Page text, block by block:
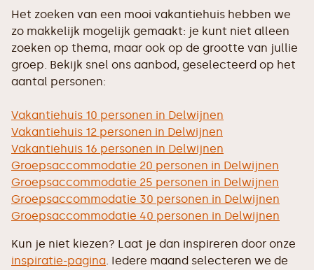
Het zoeken van een mooi vakantiehuis hebben we
zo makkelijk mogelijk gemaakt: je kunt niet alleen
zoeken op thema, maar ook op de grootte van jullie
groep. Bekijk snel ons aanbod, geselecteerd op het
aantal personen:
Vakantiehuis 10 personen in Delwijnen
Vakantiehuis 12 personen in Delwijnen
Vakantiehuis 16 personen in Delwijnen
Groepsaccommodatie 20 personen in Delwijnen
Groepsaccommodatie 25 personen in Delwijnen
Groepsaccommodatie 30 personen in Delwijnen
Groepsaccommodatie 40 personen in Delwijnen
Kun je niet kiezen? Laat je dan inspireren door onze
inspiratie-pagina. Iedere maand selecteren we de